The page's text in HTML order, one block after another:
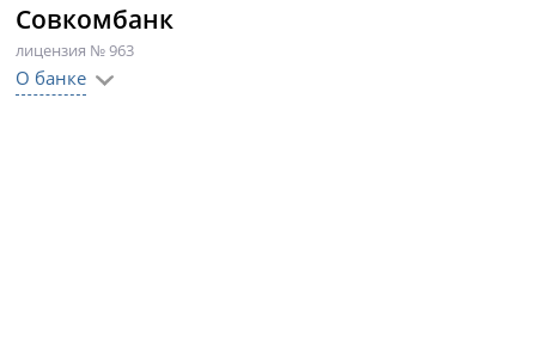
Совкомбанк
лицензия № 963
О банке